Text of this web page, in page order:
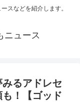
スなどを紹介します。
ニュース
るアドレセ
！【ゴッド